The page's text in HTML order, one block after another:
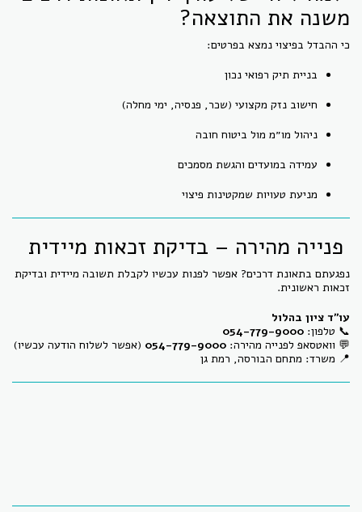
משנה את התוצאה?
כי ההבדל בפיצוי נמצא בפרטים:
בניית תיק רפואי נכון
חישוב נזק מקצועי (שכר, פנסיה, ימי מחלה)
ניהול מו״מ מול ביטוח חובה
עמידה במועדים והגשת מסמכים
מניעת טעויות שמקטינות פיצוי
פנייה מהירה – בדיקת זכאות מיידית
נפגעתם בתאונת דרכים? אפשר לפנות עכשיו לקבלת תשובה מיידית ובדיקת
זכאות ראשונית.
עו״ד ציון בהלול
📞 טלפון: 054-779-9000
💬 וואטסאפ לפנייה מהירה: 054-779-9000 (אפשר לשלוח הודעה עכשיו)
📍 משרד: מתחם הבורסה, רמת גן